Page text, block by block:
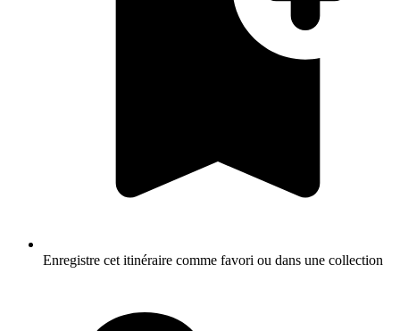
Enregistre cet itinéraire comme favori ou dans une collection